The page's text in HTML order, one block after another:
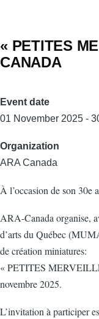
« PETITES
CANADA
Event date
01 November 2025 -
Organization
ARA Canada
À l’occasion de son 30e
ARA-Canada organise,
d’arts du Québec
de création miniatures:
« PETITES
novembre 2025.
L’invitation à participer